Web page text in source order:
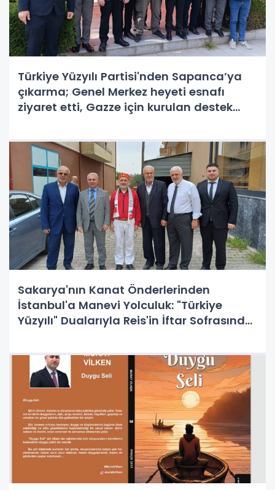
Türkiye Yüzyılı Partisi'nden Sapanca’ya
çıkarma; Genel Merkez heyeti esnafı
ziyaret etti, Gazze için kurulan destek
Sakarya'nın Kanat Önderlerinden
İstanbul'a Manevi Yolculuk: "Türkiye
Yüzyılı" Dualarıyla Reis'in İftar Sofrasında